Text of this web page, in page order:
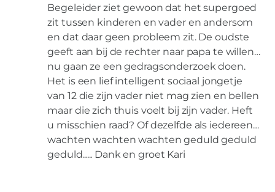
Begeleider ziet gewoon dat het supergoed
zit tussen kinderen en vader en andersom
en dat daar geen probleem zit. De oudste
geeft aan bij de rechter naar papa te willen…
nu gaan ze een gedragsonderzoek doen.
Het is een lief intelligent sociaal jongetje
van 12 die zijn vader niet mag zien en bellen
maar die zich thuis voelt bij zijn vader. Heft
u misschien raad? Of dezelfde als iedereen…
wachten wachten wachten geduld geduld
geduld….. Dank en groet Kari